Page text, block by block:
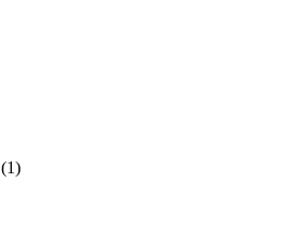
(1)